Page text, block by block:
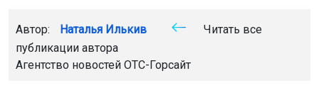
Автор: Наталья Илькив
Читать все
публикации автора
Агентство новостей ОТС-Горсайт